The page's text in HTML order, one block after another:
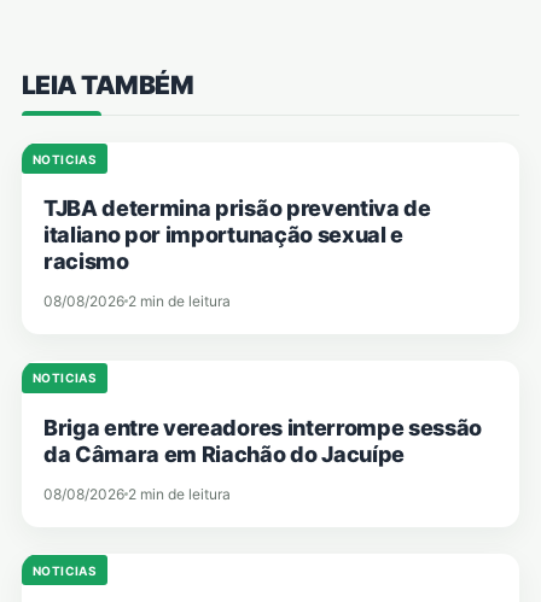
LEIA TAMBÉM
NOTICIAS
TJBA determina prisão preventiva de
italiano por importunação sexual e
racismo
08/08/2026 2 min de leitura
NOTICIAS
Briga entre vereadores interrompe sessão
da Câmara em Riachão do Jacuípe
08/08/2026 2 min de leitura
NOTICIAS